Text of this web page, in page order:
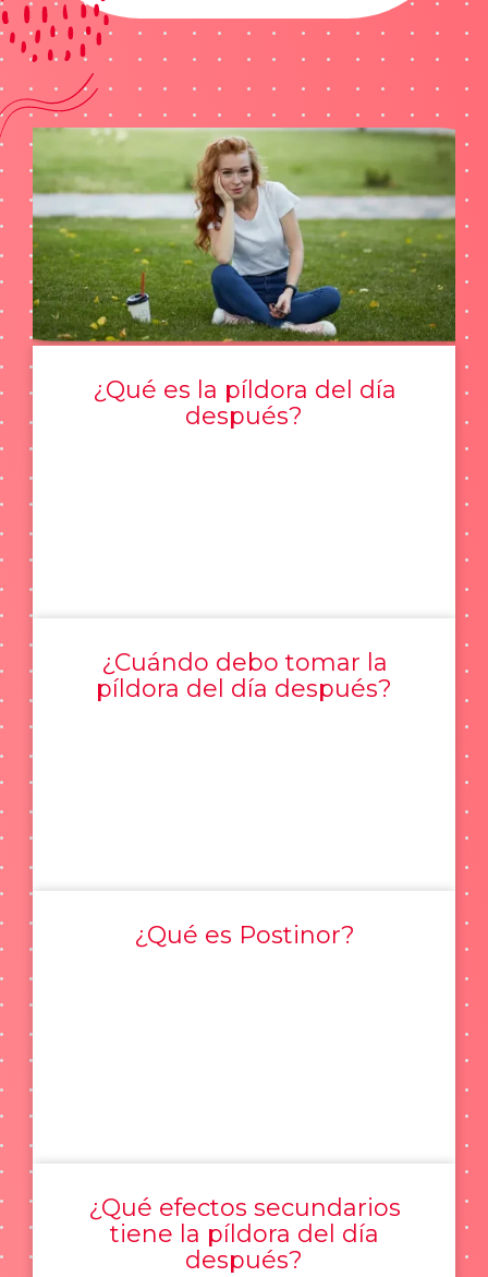
¿Qué es la píldora del día
después?
¿Cuándo debo tomar la
píldora del día después?
¿Qué es Postinor?
¿Qué efectos secundarios
tiene la píldora del día
después?